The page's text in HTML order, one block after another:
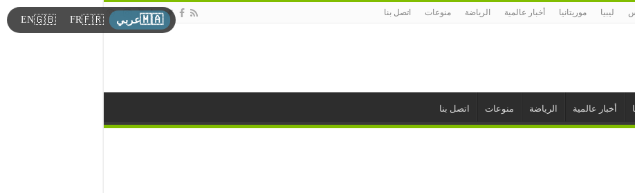
ليبيا موريتانيا أخبار عالمية الرياضة منوعات اتصل بنا
أخبار عالمية الرياضة منوعات اتصل بنا
🇲🇦عربي 🇫🇷
FR
🇬🇧
EN